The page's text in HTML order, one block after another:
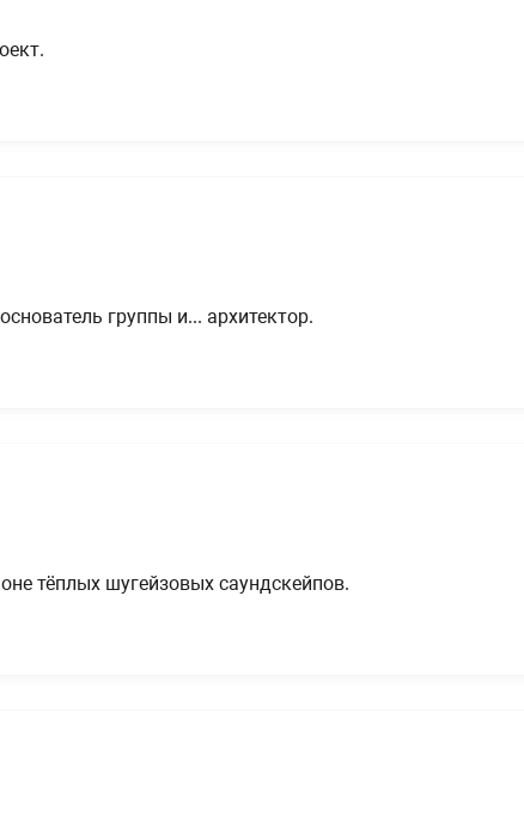
группы и... архитектор.
тёплых шугейзовых саундскейпов.